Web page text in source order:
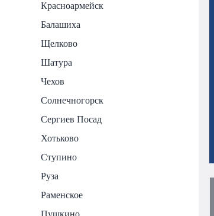
Красноармейск
Балашиха
Щелково
Шатура
Чехов
Солнечногорск
Сергиев Посад
Хотьково
Ступино
Руза
Раменское